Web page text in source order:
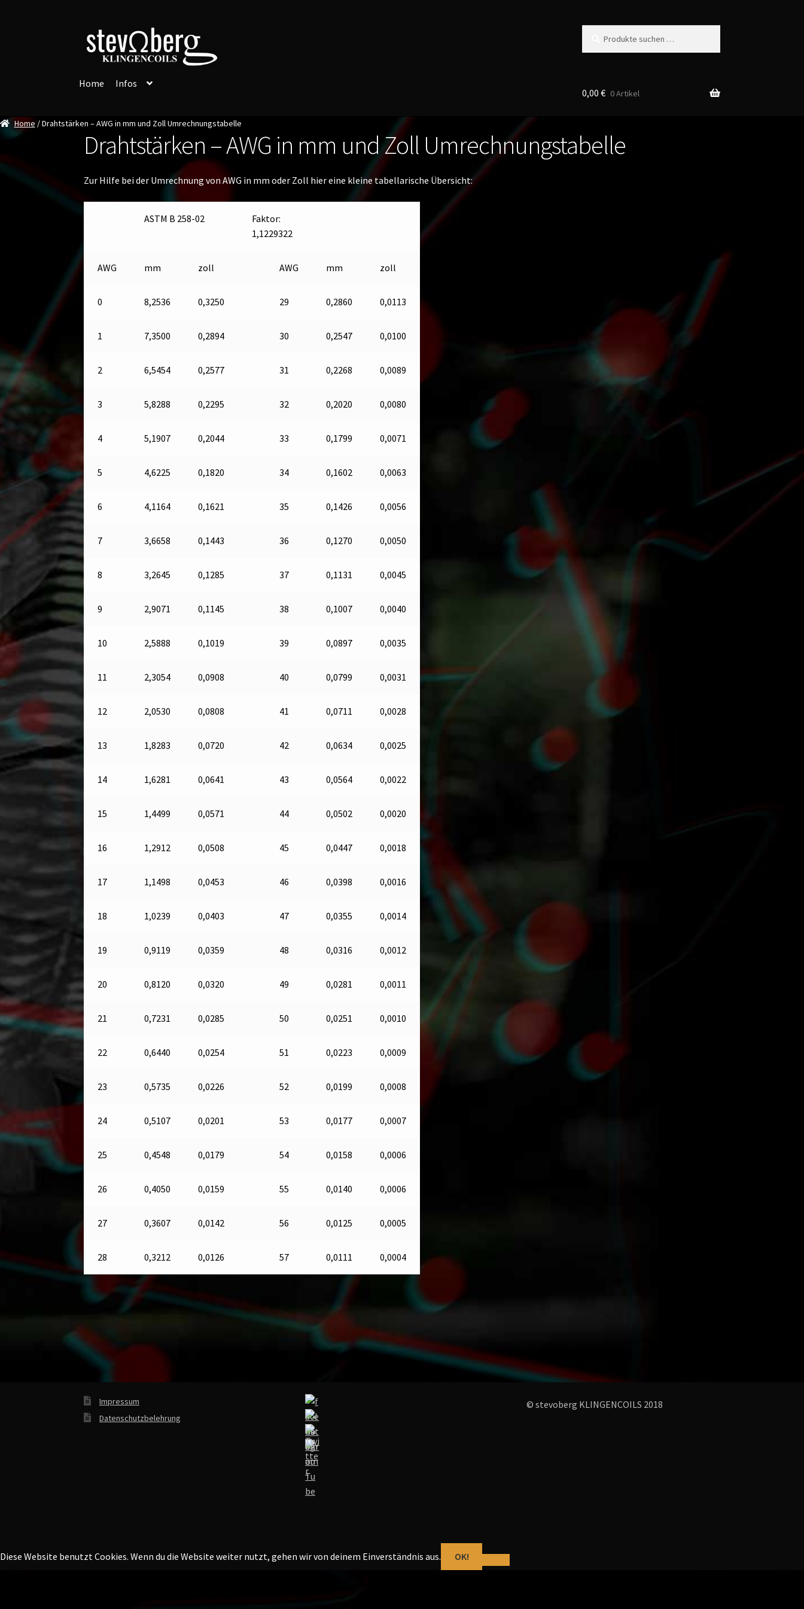
Zur
Navigation
springen
Zum
Inhalt
springen
Home
Infos
0,00 € 0 Artikel
Home / Drahtstärken – AWG in mm und Zoll Umrechnungstabelle
Drahtstärken – AWG in mm und Zoll Umrechnungstabelle
Zur Hilfe bei der Umrechnung von AWG in mm oder Zoll hier eine kleine tabellarische Übersicht:
ASTM B 258-02
Faktor:
1,1229322
AWG mm zoll AWG mm zoll
0 8,2536 0,3250 29 0,2860 0,0113
1 7,3500 0,2894 30 0,2547 0,0100
2 6,5454 0,2577 31 0,2268 0,0089
3 5,8288 0,2295 32 0,2020 0,0080
4 5,1907 0,2044 33 0,1799 0,0071
5 4,6225 0,1820 34 0,1602 0,0063
6 4,1164 0,1621 35 0,1426 0,0056
7 3,6658 0,1443 36 0,1270 0,0050
8 3,2645 0,1285 37 0,1131 0,0045
9 2,9071 0,1145 38 0,1007 0,0040
10 2,5888 0,1019 39 0,0897 0,0035
11 2,3054 0,0908 40 0,0799 0,0031
12 2,0530 0,0808 41 0,0711 0,0028
13 1,8283 0,0720 42 0,0634 0,0025
14 1,6281 0,0641 43 0,0564 0,0022
15 1,4499 0,0571 44 0,0502 0,0020
16 1,2912 0,0508 45 0,0447 0,0018
17 1,1498 0,0453 46 0,0398 0,0016
18 1,0239 0,0403 47 0,0355 0,0014
19 0,9119 0,0359 48 0,0316 0,0012
20 0,8120 0,0320 49 0,0281 0,0011
21 0,7231 0,0285 50 0,0251 0,0010
22 0,6440 0,0254 51 0,0223 0,0009
23 0,5735 0,0226 52 0,0199 0,0008
24 0,5107 0,0201 53 0,0177 0,0007
25 0,4548 0,0179 54 0,0158 0,0006
26 0,4050 0,0159 55 0,0140 0,0006
27 0,3607 0,0142 56 0,0125 0,0005
28 0,3212 0,0126 57 0,0111 0,0004
Impressum
Datenschutzbelehrung
© stevoberg KLINGENCOILS 2018
Diese Website benutzt Cookies. Wenn du die Website weiter nutzt, gehen wir von deinem Einverständnis aus. OK!